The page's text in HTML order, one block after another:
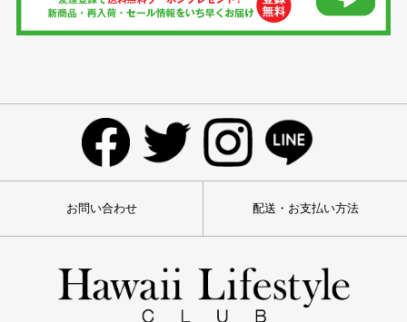
お問い合わせ 配送・お支払い方法